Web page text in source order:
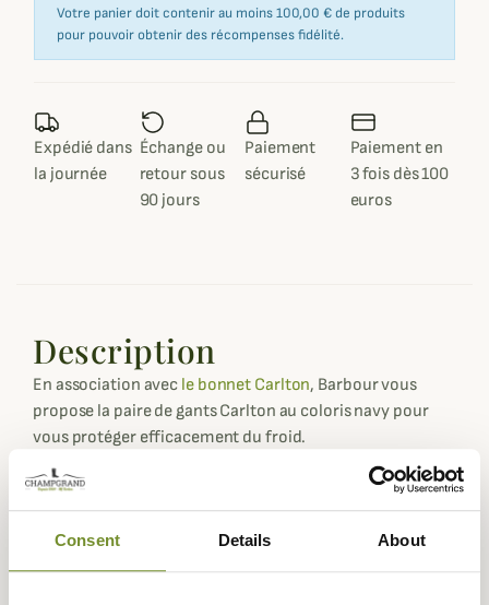
Consent Details About
Votre panier doit contenir au moins 100,00 € de produits
pour pouvoir obtenir des récompenses fidélité.
Expédié dans
la journée
Échange ou
retour sous
90 jours
Paiement
sécurisé
Paiement en
3 fois dès 100
euros
Description
En association avec le bonnet Carlton, Barbour vous
propose la paire de gants Carlton au coloris navy pour
vous protéger efficacement du froid.
Ces gants Carlton sont réalisés dans un mélange de laine
avec une doublure en micropolaire pour vous garantir
l'arrivée de l'hiver.